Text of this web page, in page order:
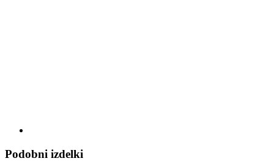
Podobni izdelki